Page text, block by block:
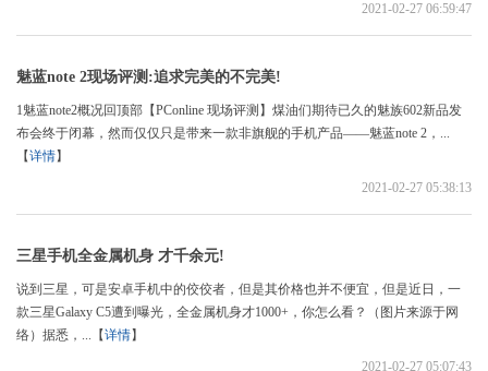
2021-02-27 06:59:47
魅蓝note 2现场评测:追求完美的不完美!
1魅蓝note2概况回顶部【PConline 现场评测】煤油们期待已久的魅族602新品发
布会终于闭幕，然而仅仅只是带来一款非旗舰的手机产品——魅蓝note 2，...
【详情】
2021-02-27 05:38:13
三星手机全金属机身 才千余元!
说到三星，可是安卓手机中的佼佼者，但是其价格也并不便宜，但是近日，一
款三星Galaxy C5遭到曝光，全金属机身才1000+，你怎么看？（图片来源于网
络）据悉，...【详情】
2021-02-27 05:07:43